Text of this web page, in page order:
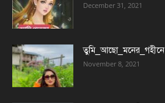
December 31, 2021
তুমি_আছো_মনের_গহীনে
November 8, 2021